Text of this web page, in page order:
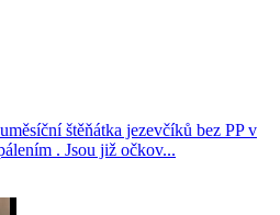
štěňátka jezevčíků bez PP v
. Jsou již očkov...